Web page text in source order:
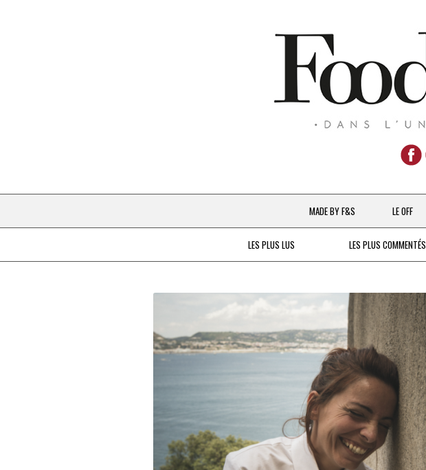
MADE BY F&S
CHEFS & ACTUALITÉS
À LA PETITE CUILLÈRE
DESTIN DE FEMME
V…DE VOYAGE
LE OFF
LES PLUS LUS LES PLUS COMMENTÉS